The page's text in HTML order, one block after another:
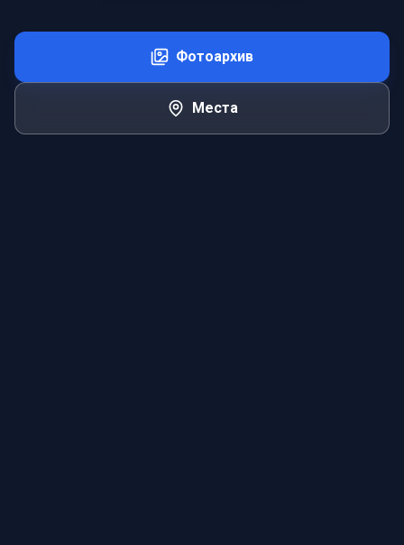
Фотоархив
Места